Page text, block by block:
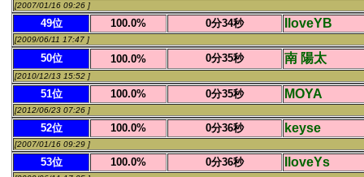
[2007/01/16 09:26 ]
49位 100.0% 0分34秒 IloveYB
[2009/06/11 17:47 ]
50位 100.0% 0分35秒 南 陽太
[2010/12/13 15:52 ]
51位 100.0% 0分35秒 MOYA
[2012/06/23 07:26 ]
52位 100.0% 0分36秒 keyse
[2007/01/16 09:29 ]
53位 100.0% 0分36秒 IloveYs